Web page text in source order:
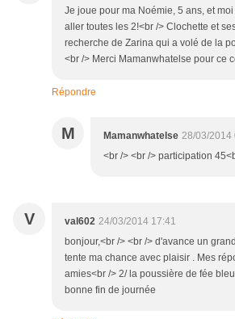
Je joue pour ma Noémie, 5 ans, et
aller toutes les 2!<br /> Clochette et
recherche de Zarina qui a volé de la
<br /> Merci Mamanwhatelse pour ce
Répondre
M Mamanwhatelse 28/03/2014
<br /> <br /> participation
V val602 24/03/2014 17:41
bonjour,<br /> <br /> d'avance un
tente ma chance avec plaisir . Mes
amies<br /> 2/ la poussière de fée
bonne fin de journée